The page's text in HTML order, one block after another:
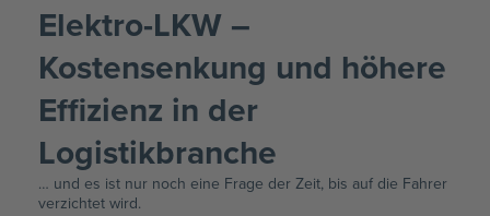
Elektro-LKW –
Kostensenkung und höhere
Effizienz in der
Logistikbranche
… und es ist nur noch eine Frage der Zeit, bis auf die Fahrer
verzichtet wird.